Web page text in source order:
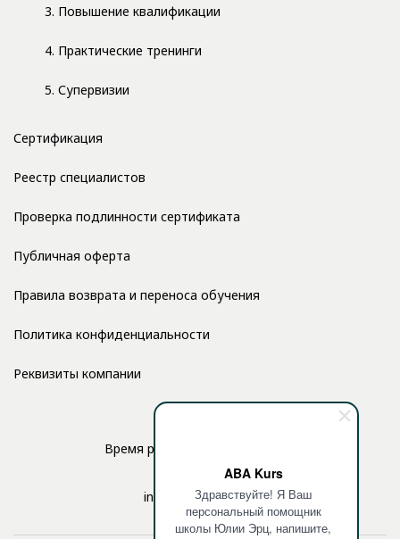
ABA Kurs
Здравствуйте! Я Ваш
персональный помощник
школы Юлии Эрц, напишите,
3. Повышение квалификации
4. Практические тренинги
5. Супервизии
Сертификация
Реестр специалистов
Проверка подлинности сертификата
Публичная оферта
Правила возврата и переноса обучения
Политика конфиденциальности
Реквизиты компании
Время работы: с 10:00 до 17:00
info@aba-kurs.com